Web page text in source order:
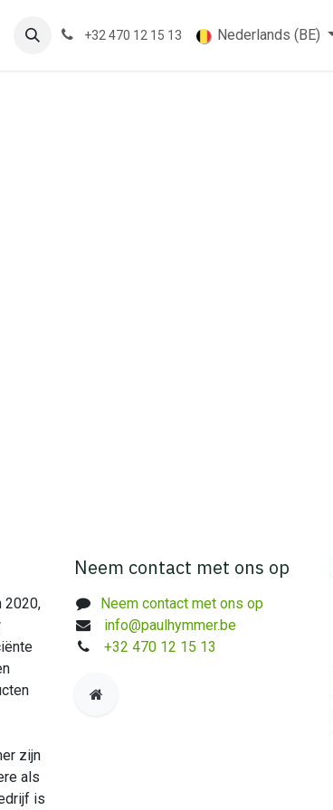
+32 470 12 15 13 Nederlands (BE)
2020,
zijn
als
is
​Neem contact met ons op
Neem contact met ons op​
info@paulhymmer.be
+32 470 12 15 13